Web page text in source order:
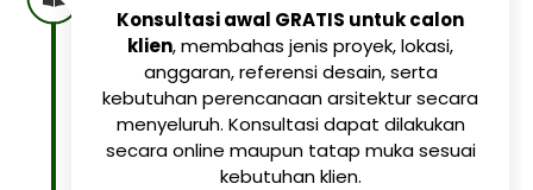
Konsultasi awal GRATIS untuk calon
klien, membahas jenis proyek, lokasi,
anggaran, referensi desain, serta
kebutuhan perencanaan arsitektur secara
menyeluruh. Konsultasi dapat dilakukan
secara online maupun tatap muka sesuai
kebutuhan klien.